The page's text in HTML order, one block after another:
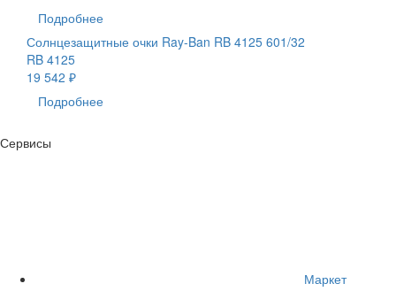
Подробнее
Солнцезащитные очки Ray-Ban RB 4125 601/32
RB 4125
19 542 ₽
Подробнее
Сервисы
Маркет